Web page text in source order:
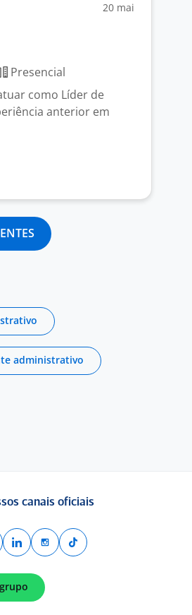
20 mai
Presencial
como Líder de
anterior em
administrativo
canais oficiais